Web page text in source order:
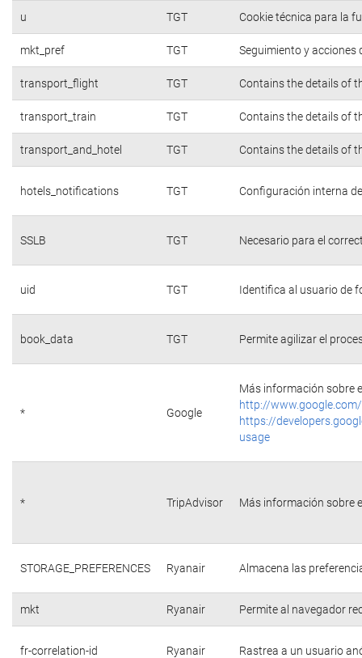
u TGT Cookie técnica para la
mkt_pref TGT Seguimiento y acciones
transport_flight TGT Contains the details of
transport_train TGT Contains the details of
transport_and_hotel TGT Contains the details of
hotels_notifications TGT Configuración interna
SSLB TGT Necesario para el
uid TGT Identifica al usuario de
book_data TGT Permite agilizar el
* Google
Más información sobre
http://
https://
usage
* TripAdvisor Más información sobre
STORAGE_PREFERENCES Ryanair Almacena las
mkt Ryanair Permite al navegador
fr-correlation-id Ryanair Rastrea a un usuario